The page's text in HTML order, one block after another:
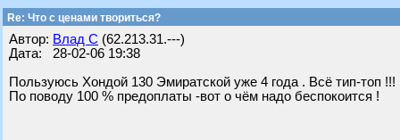
Re: Что с ценами твориться?
Автор: Влад С (62.213.31.---)
Дата: 28-02-06 19:38
Пользуюсь Хондой 130 Эмиратской уже 4 года . Всё тип-топ
По поводу 100 % предоплаты -вот о чём надо беспокоится !